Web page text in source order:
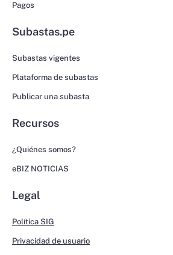
Pagos
Subastas.pe
Subastas vigentes
Plataforma de subastas
Publicar una subasta
Recursos
¿Quiénes somos?
eBIZ NOTICIAS
Legal
Política SIG
Privacidad de usuario